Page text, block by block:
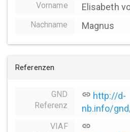
Vorname Elisabeth
Nachname Magnus
Referenzen
GND
Referenz
link http://d-
nb.info/
VIAF
link